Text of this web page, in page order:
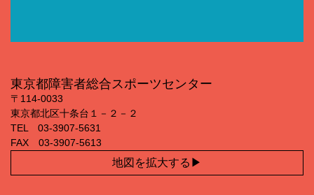
東京都障害者総合スポーツセンター
〒114‐0033
東京都北区十条台１－２－２
TEL 03‐3907‐5631
FAX 03‐3907‐5613
地図を拡大する